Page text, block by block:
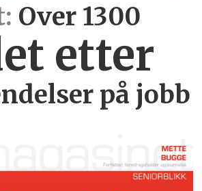
Over 1300
etter
på jobb